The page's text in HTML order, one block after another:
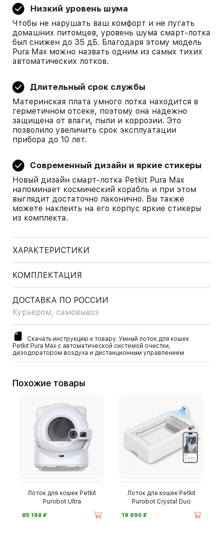
Низкий уровень шума
Чтобы не нарушать ваш комфорт и не пугать
домашних питомцев, уровень шума смарт-лотка
был снижен до 35 дБ. Благодаря этому модель
Pura Max можно назвать одним из самых тихих
автоматических лотков.
Длительный срок службы
Материнская плата умного лотка находится в
герметичном отсеке, поэтому она надежно
защищена от влаги, пыли и коррозии. Это
позволило увеличить срок эксплуатации
прибора до 10 лет.
Современный дизайн и яркие стикеры
Новый дизайн смарт-лотка Petkit Pura Max
напоминает космический корабль и при этом
выглядит достаточно лаконично. Вы также
можете наклеить на его корпус яркие стикеры
из комплекта.
ХАРАКТЕРИСТИКИ
КОМПЛЕКТАЦИЯ
ДОСТАВКА ПО РОССИИ
Курьером, самовывоз
Скачать инструкцию к товару. Умный лоток для кошек
Petkit Pura Max с автоматической системой очистки,
дезодоратором воздуха и дистанционным управлением
Похожие товары
Лоток для кошек Petkit
Purobot Ultra
85 198 ⃏
Лоток для кошек Petkit
Purobot Crystal Duo
19 990 ⃏